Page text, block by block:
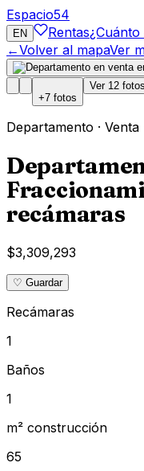
Espacio54
EN Rentas¿Cuánto
←Volver al mapaVer
+7 fotos
Ver 12 fotos
Departamento · Venta
recámaras
$3,309,293
♡ Guardar
Recámaras
1
Baños
1
m² construcción
65